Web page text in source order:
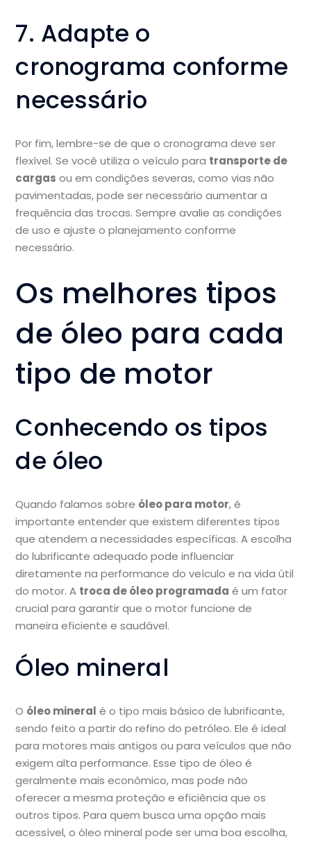
7. Adapte o
cronograma conforme
necessário
Por fim, lembre-se de que o cronograma deve ser
flexível. Se você utiliza o veículo para transporte de
cargas ou em condições severas, como vias não
pavimentadas, pode ser necessário aumentar a
frequência das trocas. Sempre avalie as condições
de uso e ajuste o planejamento conforme
necessário.
Os melhores tipos
de óleo para cada
tipo de motor
Conhecendo os tipos
de óleo
Quando falamos sobre óleo para motor, é
importante entender que existem diferentes tipos
que atendem a necessidades específicas. A escolha
do lubrificante adequado pode influenciar
diretamente na performance do veículo e na vida útil
do motor. A troca de óleo programada é um fator
crucial para garantir que o motor funcione de
maneira eficiente e saudável.
Óleo mineral
O óleo mineral é o tipo mais básico de lubrificante,
sendo feito a partir do refino do petróleo. Ele é ideal
para motores mais antigos ou para veículos que não
exigem alta performance. Esse tipo de óleo é
geralmente mais econômico, mas pode não
oferecer a mesma proteção e eficiência que os
outros tipos. Para quem busca uma opção mais
acessível, o óleo mineral pode ser uma boa escolha,